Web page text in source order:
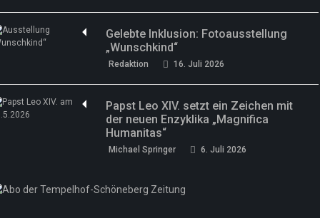
Gelebte Inklusion: Fotoausstellung
„Wunschkind“
Redaktion 16. Juli 2026
Papst Leo XIV. setzt ein Zeichen mit
der neuen Enzyklika „Magnifica
Humanitas“
Michael Springer 6. Juli 2026